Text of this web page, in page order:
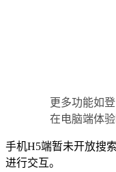
更多功能如
在电脑端体
手机H5端暂未开放搜
进行交互。